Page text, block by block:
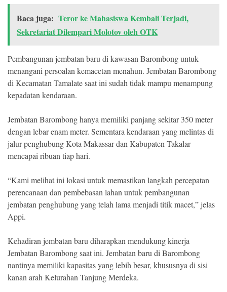
Baca juga: Teror ke Mahasiswa Kembali Terjadi,
Sekretariat Dilempari Molotov oleh OTK
Pembangunan jembatan baru di kawasan Barombong untuk
menangani persoalan kemacetan menahun. Jembatan Barombong
di Kecamatan Tamalate saat ini sudah tidak mampu menampung
kepadatan kendaraan.
Jembatan Barombong hanya memiliki panjang sekitar 350 meter
dengan lebar enam meter. Sementara kendaraan yang melintas di
jalur penghubung Kota Makassar dan Kabupaten Takalar
mencapai ribuan tiap hari.
“Kami melihat ini lokasi untuk memastikan langkah percepatan
perencanaan dan pembebasan lahan untuk pembangunan
jembatan penghubung yang telah lama menjadi titik macet,” jelas
Appi.
Kehadiran jembatan baru diharapkan mendukung kinerja
Jembatan Barombong saat ini. Jembatan baru di Barombong
nantinya memiliki kapasitas yang lebih besar, khususnya di sisi
kanan arah Kelurahan Tanjung Merdeka.